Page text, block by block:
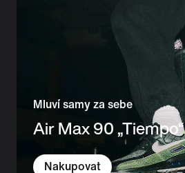
Mluví samy za sebe
Air Max 90 „Tiempo“
Nakupovat